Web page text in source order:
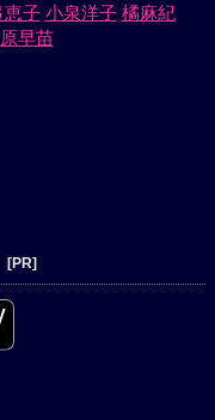
恵子 小泉洋子 橘麻紀
早苗
[PR]